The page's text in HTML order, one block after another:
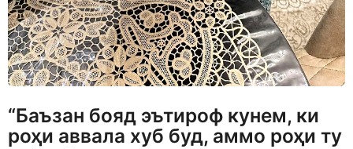
“Баъзан бояд эътироф кунем, ки
роҳи аввала хуб буд, аммо роҳи ту